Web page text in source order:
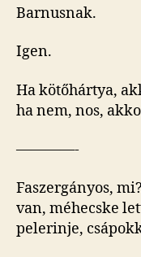
Barnusnak.
Igen.
Ha kötőhártya,
ha nem, nos,
————-
Faszergányos,
van, méhecske
pelerinje,